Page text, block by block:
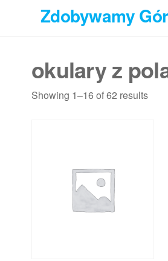
treści
Zdobywamy
okulary z
Showing 1–16 of 62 results